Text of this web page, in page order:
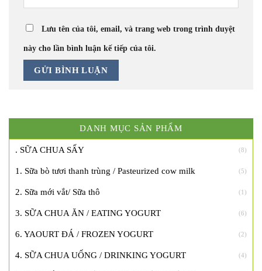
Lưu tên của tôi, email, và trang web trong trình duyệt
này cho lần bình luận kế tiếp của tôi.
DANH MỤC SẢN PHẨM
. SỮA CHUA SẤY (8)
1. Sữa bò tươi thanh trùng / Pasteurized cow milk (5)
2. Sữa mới vắt/ Sữa thô (1)
3. SỮA CHUA ĂN / EATING YOGURT (6)
6. YAOURT ĐÁ / FROZEN YOGURT (2)
4. SỮA CHUA UỐNG / DRINKING YOGURT (4)